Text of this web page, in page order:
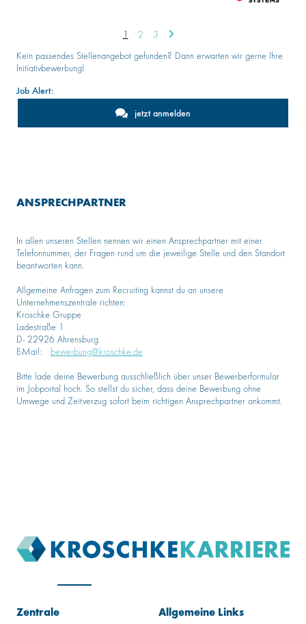
1 2 3
Kein passendes Stellenangebot gefunden? Dann erwarten wir gerne Ihre
Initiativbewerbung!
Job Alert:
jetzt anmelden
ANSPRECHPARTNER
In allen unseren Stellen nennen wir einen Ansprechpartner mit einer
Telefonnummer, der Fragen rund um die jeweilige Stelle und den Standort
beantworten kann.
Allgemeine Anfragen zum Recruiting kannst du an unsere
Unternehmenszentrale richten:
Kroschke Gruppe
Ladestraße 1
D- 22926 Ahrensburg
E-Mail: bewerbung@kroschke.de
Bitte lade deine Bewerbung ausschließlich über unser Bewerberformular
im Jobportal hoch. So stellst du sicher, dass deine Bewerbung ohne
Umwege und Zeitverzug sofort beim richtigen Ansprechpartner ankommt.
Zentrale Allgemeine Links